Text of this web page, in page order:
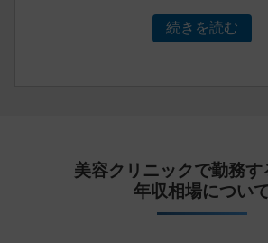
続きを読む
美容クリニックで勤務
年収相場について